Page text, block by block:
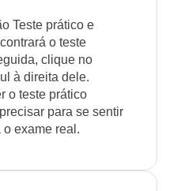
Teste prático e
o teste
clique no
à direita dele.
o teste prático
para se sentir
o exame real.